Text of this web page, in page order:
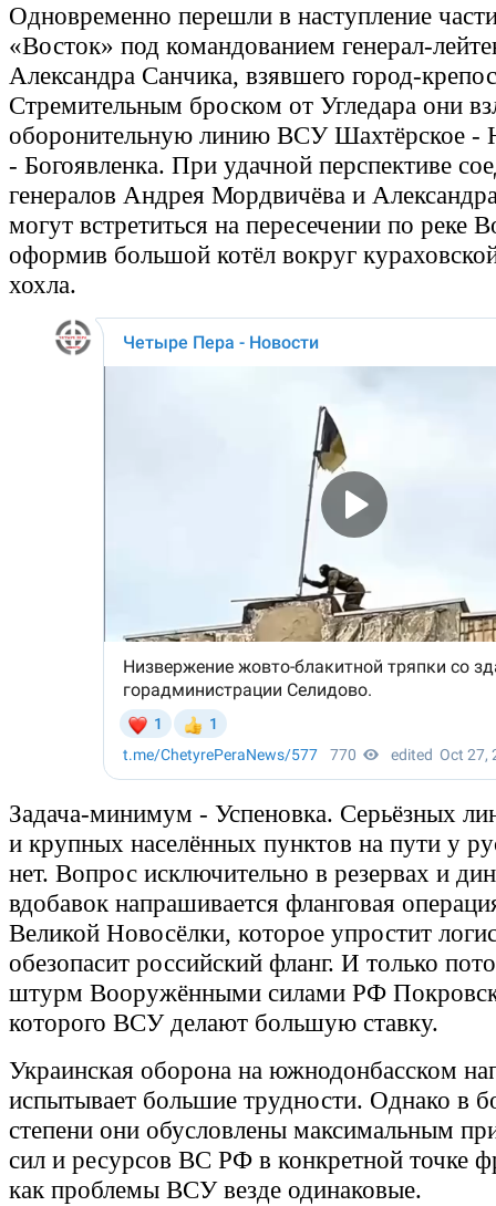
Одновременно перешли в наступление
«Восток» под командованием генерал-
Александра Санчика, взявшего город-
Стремительным броском от Угледара они
оборонительную линию ВСУ Шахтёрское -
- Богоявленка. При удачной перспективе
генералов Андрея Мордвичёва и
могут встретиться на пересечении по реке
оформив большой котёл вокруг
хохла.
Задача-минимум - Успеновка. Серьёзных
и крупных населённых пунктов на пути у
нет. Вопрос исключительно в резервах и
вдобавок напрашивается фланговая
Великой Новосёлки, которое упростит
обезопасит российский фланг. И только
штурм Вооружёнными силами РФ
которого ВСУ делают большую ставку.
Украинская оборона на южнодонбасском
испытывает большие трудности. Однако в
степени они обусловлены максимальным
сил и ресурсов ВС РФ в конкретной точке
как проблемы ВСУ везде одинаковые.